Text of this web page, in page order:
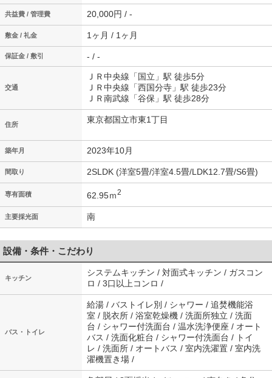
共益費 / 管理費 20,000円 / -
敷金 / 礼金 1ヶ月 / 1ヶ月
保証金 / 敷引 - / -
交通
ＪＲ中央線「国立」駅 徒歩5分
ＪＲ中央線「西国分寺」駅 徒歩23分
ＪＲ南武線「谷保」駅 徒歩28分
住所 東京都国立市東1丁目
築年月 2023年10月
間取り 2SLDK (洋室5畳/洋室4.5畳/LDK12.7畳/S6畳)
専有面積 62.95ｍ2
主要採光面 南
設備・条件・こだわり
キッチン
システムキッチン / 対面式キッチン / ガスコン
ロ / 3口以上コンロ /
バス・トイレ
給湯 / バストイレ別 / シャワー / 追焚機能浴
室 / 脱衣所 / 浴室乾燥機 / 洗面所独立 / 洗面
台 / シャワー付洗面台 / 温水洗浄便座 / オート
バス / 洗面化粧台 / シャワー付洗面台 / トイ
レ / 洗面所 / オートバス / 室内洗濯置 / 室内洗
濯機置き場 /